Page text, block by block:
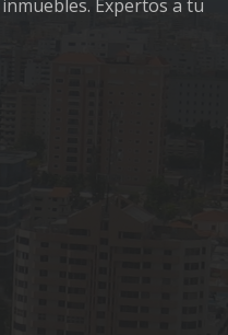
Expertos a tu